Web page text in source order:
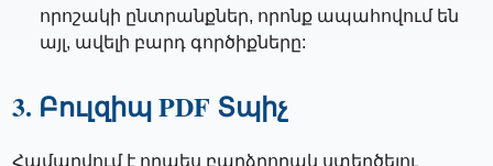
որոշակի ընտրանքներ, որոնք ապահովում են
այլ, ավելի բարդ գործիքները:
3. Բուլզիպ PDF Տպիչ
Համարվում է որպես բարձրորակ ստեղծելու